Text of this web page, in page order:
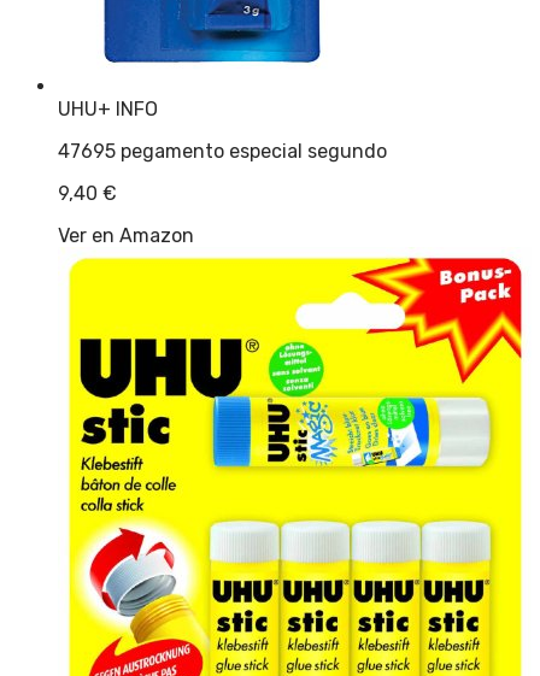
UHU+ INFO
47695 pegamento especial segundo
9,40 €
Ver en Amazon